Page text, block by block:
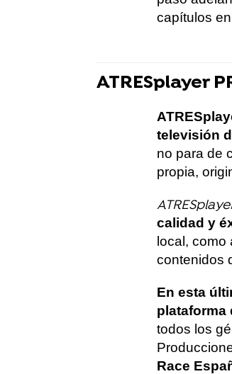
capítulos
ATRESplayer
televisión
no para de
propia,
calidad y
local,
contenidos
En esta
plataforma
todos los
Race